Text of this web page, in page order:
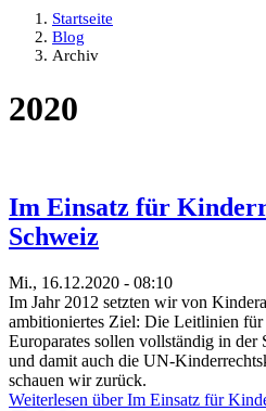
Startseite
Blog
Archiv
2020
Im Einsatz für
Schweiz
Mi., 16.12.2020 - 08:10
Im Jahr 2012 setzten wir von
ambitioniertes Ziel: Die Leitlinien für
Europarates sollen vollständig in der
und damit auch die UN-
schauen wir zurück.
Weiterlesen über Im Einsatz für